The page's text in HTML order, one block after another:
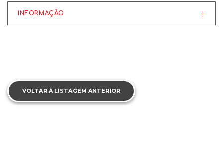
INFORMAÇÃO
VOLTAR À LISTAGEM ANTERIOR